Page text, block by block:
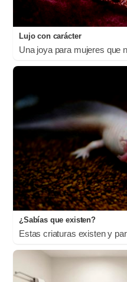
Lujo con carácter
Una joya para mujeres que
¿Sabías que existen?
Estas criaturas existen y